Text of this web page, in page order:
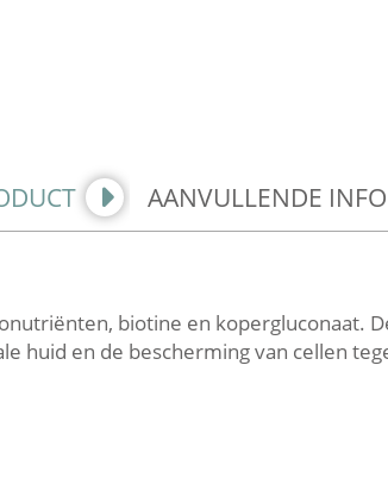
AANVULLENDE
biotine en kopergluconaat.
huid en de bescherming van cellen